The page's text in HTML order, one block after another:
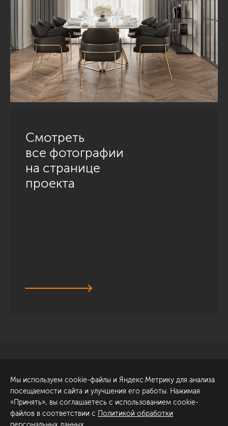
Смотреть
все фотографии
на странице
проекта
Обсудить проект
ул. Академика Павлова, 6
к1
+7 (812) 200-95-55
Мы используем cookie-файлы и Яндекс.Метрику для анализа
посещаемости сайта и улучшения его работы. Нажимая
«Принять», вы соглашаетесь с использованием cookie-
файлов в соответствии с Политикой обработки